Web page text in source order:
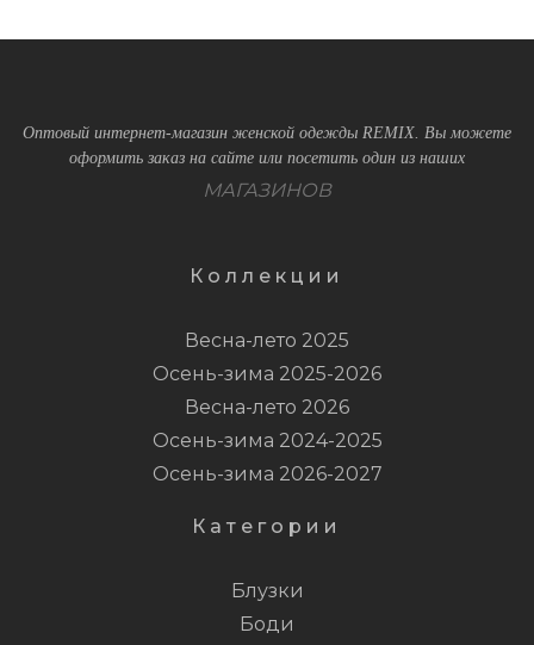
Оптовый интернет-магазин женской одежды REMIX. Вы можете
оформить заказ на сайте или посетить один из наших
МАГАЗИНОВ
Коллекции
Весна-лето 2025
Осень-зима 2025-2026
Весна-лето 2026
Осень-зима 2024-2025
Осень-зима 2026-2027
Категории
Блузки
Боди